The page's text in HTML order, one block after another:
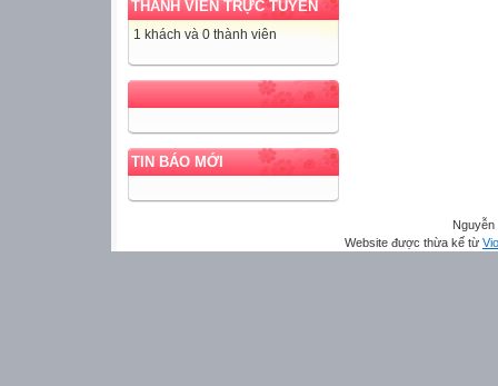
THÀNH VIÊN TRỰC TUYẾN
1 khách và 0 thành viên
TIN BÁO MỚI
Website được thừa kế từ